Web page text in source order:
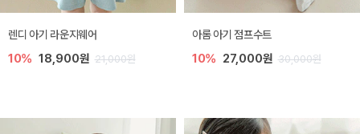
렌디 아기 라운지웨어
10% 18,900원 21,000원
아롬 아기 점프수트
10% 27,000원 30,000원